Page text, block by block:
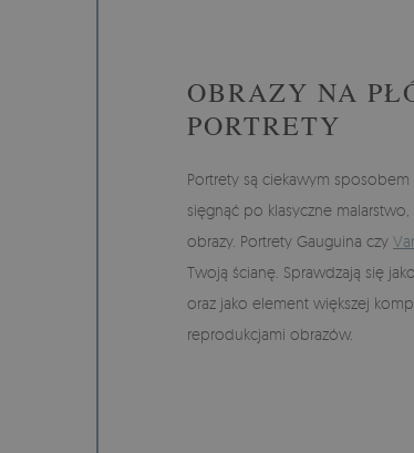
OBRAZY NA
PORTRETY
Portrety są ciekawym
sięgnąć po klasyczne
obrazy. Portrety Gauguina czy
Twoją ścianę. Sprawdzają się
oraz jako element większej
reprodukcjami obrazów.